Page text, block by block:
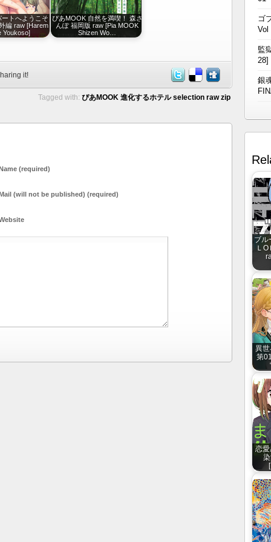
トへようこそ
編 raw [Harem
Youkoso]
ぴあMOOK 自然を満喫！ 森さ
んぽ 福岡版 raw [Pia MOOK
Shizen Wo…
it!
Tagged with: ぴあMOOK 進化するホテル selection raw zip
(required)
(will not be published) (required)
ゴ
Vol
監
28]
銀
ブル
ＬО
異
第
恋